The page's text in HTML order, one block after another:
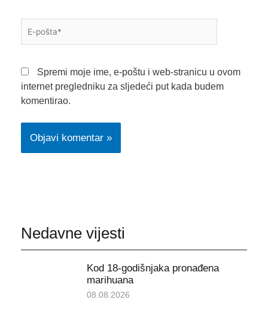
pošta*
Spremi moje ime, e-poštu i web-stranicu u ovom
internet pregledniku za sljedeći put kada budem
komentirao.
Nedavne vijesti
Kod 18-godišnjaka pronađena
marihuana
08.08.2026